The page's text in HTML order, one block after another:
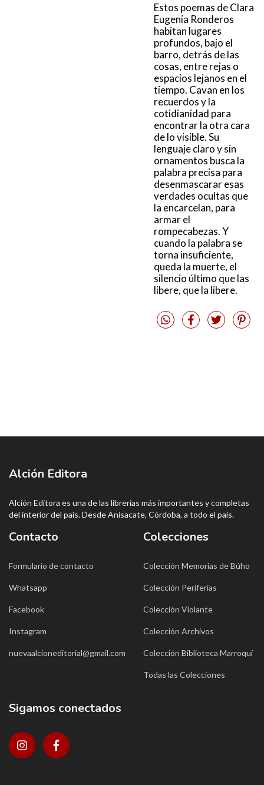
Estos poemas de Clara
Eugenia Ronderos
habitan lugares
profundos, bajo el
barro, detrás de las
cosas, entre rejas o
espacios lejanos en el
tiempo. Cavan en los
recuerdos y la
cotidianidad para
encontrar la otra cara
de lo visible. Su
lenguaje claro y sin
ornamentos busca la
palabra precisa para
desenmascarar esas
verdades ocultas que
la encarcelan, para
armar el
rompecabezas. Y
cuando la palabra se
torna insuficiente,
queda la muerte, el
silencio último que las
libere, que la libere.
Alción Editora
Alción Editora es una de las librerías más importantes y completas
del interior del país. Desde Anisacate, Córdoba, a todo el país.
Contacto
Formulario de contacto
Whatsapp
Facebook
Instagram
nuevaalcioneditorial@gmail.com
Colecciones
Colección Memorias de Búho
Colección Periferias
Colección Violante
Colección Archivos
Colección Biblioteca Marroquí
Todas las Colecciones
Sigamos conectados